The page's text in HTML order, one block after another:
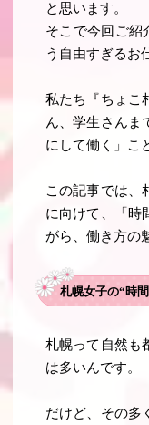
と思います。
そこで今回ご紹
う自由すぎるお
私たち『ちょこ
ん、学生さんま
にして働く」こ
この記事では、
に向けて、「時
がら、働き方の
札幌女子の“時
札幌って自然も
は多いんです。
だけど、その多